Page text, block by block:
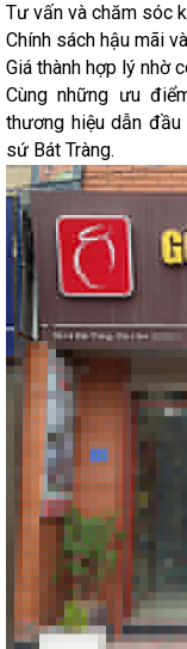
Tư vấn và chăm sóc
Chính sách hậu mãi
Giá thành hợp lý nhờ
Cùng những ưu
thương hiệu dẫn
sứ Bát Tràng.